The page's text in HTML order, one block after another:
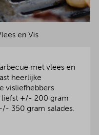
en Vis
met vlees en
heerlijke
visliefhebbers
liefst +/- 200 gram
350 gram salades.